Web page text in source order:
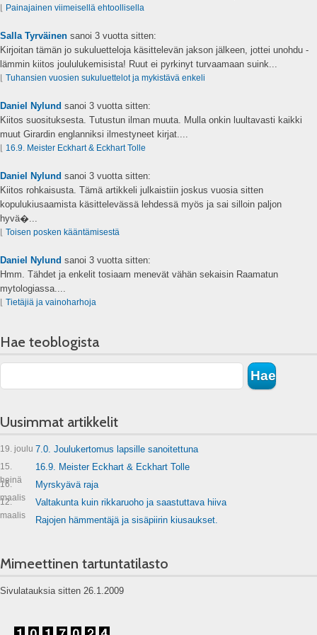
Painajainen viimeisellä ehtoollisella
Salla Tyrväinen sanoi 3 vuotta sitten:
Kirjoitan tämän jo sukuluetteloja käsittelevän jakson jälkeen, jottei unohdu -
lämmin kiitos joululukemisista! Ruut ei pyrkinyt turvaamaan suink...
Tuhansien vuosien sukuluettelot ja mykistävä enkeli
Daniel Nylund sanoi 3 vuotta sitten:
Kiitos suosituksesta. Tutustun ilman muuta. Mulla onkin luultavasti kaikki
muut Girardin englanniksi ilmestyneet kirjat....
16.9. Meister Eckhart & Eckhart Tolle
Daniel Nylund sanoi 3 vuotta sitten:
Kiitos rohkaisusta. Tämä artikkeli julkaistiin joskus vuosia sitten
kopulukiusaamista käsittelevässä lehdessä myös ja sai silloin paljon
hyvä�...
Toisen posken kääntämisestä
Daniel Nylund sanoi 3 vuotta sitten:
Hmm. Tähdet ja enkelit tosiaam menevät vähän sekaisin Raamatun
mytologiassa....
Tietäjiä ja vainoharhoja
Hae teoblogista
Uusimmat artikkelit
19. joulu 7.0. Joulukertomus lapsille sanoitettuna
15.
heinä
16.9. Meister Eckhart & Eckhart Tolle
16.
maalis
Myrskyävä raja
12.
maalis
Valtakunta kuin rikkaruoho ja saastuttava hiiva
Rajojen hämmentäjä ja sisäpiirin kiusaukset.
Mimeettinen tartuntatilasto
Sivulatauksia sitten 26.1.2009